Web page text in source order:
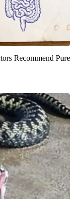
Recommend Pure